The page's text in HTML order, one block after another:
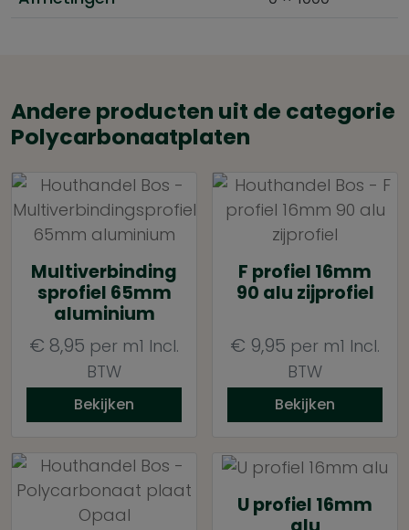
Andere producten uit de categorie
Polycarbonaatplaten
Multiverbinding
sprofiel 65mm
aluminium
€ 8,95 per m1 Incl.
BTW
Bekijken
F profiel 16mm
90 alu zijprofiel
€ 9,95 per m1 Incl.
BTW
Bekijken
U profiel 16mm